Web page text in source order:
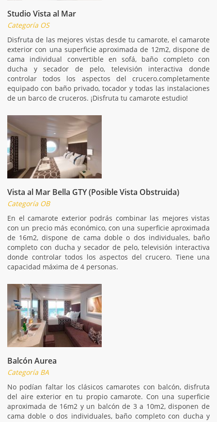
Studio Vista al Mar
Categoría OS
Disfruta de las mejores vistas desde tu camarote, el camarote
exterior con una superficie aproximada de 12m2, dispone de
cama individual convertible en sofá, baño completo con
ducha y secador de pelo, televisión interactiva donde
controlar todos los aspectos del crucero.completamente
equipado con baño privado, tocador y todas las instalaciones
de un barco de cruceros. ¡Disfruta tu camarote estudio!
Vista al Mar Bella GTY (Posible Vista Obstruida)
Categoría OB
En el camarote exterior podrás combinar las mejores vistas
con un precio más económico, con una superficie aproximada
de 16m2, dispone de cama doble o dos individuales, baño
completo con ducha y secador de pelo, televisión interactiva
donde controlar todos los aspectos del crucero. Tiene una
capacidad máxima de 4 personas.
Balcón Aurea
Categoría BA
No podían faltar los clásicos camarotes con balcón, disfruta
del aire exterior en tu propio camarote. Con una superficie
aproximada de 16m2 y un balcón de 3 a 10m2, disponen de
cama doble o dos individuales, baño completo con ducha y